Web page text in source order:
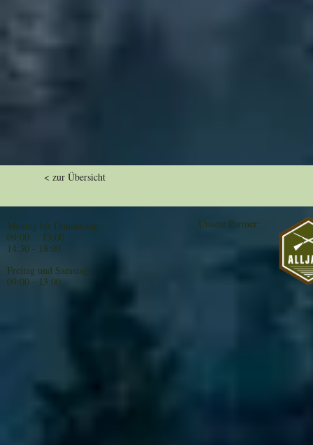
< zur Übersicht
Montag bis Donnerstag:
09:00 - 13:00
14:30 - 18:00
Freitag und Samstag:
09:00 - 13:00
Unsere Partner: